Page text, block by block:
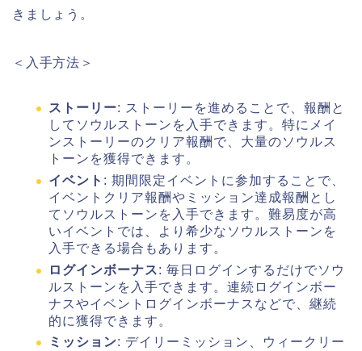
きましょう。
＜入手方法＞
ストーリー: ストーリーを進めることで、報酬と
してソウルストーンを入手できます。特にメイ
ンストーリーのクリア報酬で、大量のソウルス
トーンを獲得できます。
イベント : 期間限定イベントに参加することで、
イベントクリア報酬やミッション達成報酬とし
てソウルストーンを入手できます。難易度が高
いイベントでは、より希少なソウルストーンを
入手できる場合もあります。
ログインボーナス: 毎日ログインするだけでソウ
ルストーンを入手できます。連続ログインボー
ナスやイベントログインボーナスなどで、継続
的に獲得できます。
ミッション: デイリーミッション、ウィークリー